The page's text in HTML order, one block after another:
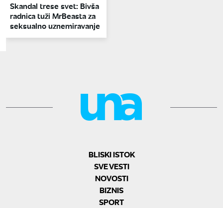
Skandal trese svet: Bivša
radnica tuži MrBeasta za
seksualno uznemiravanje
BLISKI ISTOK
SVE VESTI
NOVOSTI
BIZNIS
SPORT